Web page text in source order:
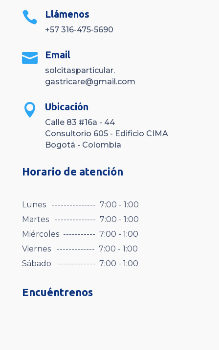
 Llámenos
+57 316-475-5690
 Email
solcitasparticular.
gastricare@gmail.com
 Ubicación
Calle 83 #16a - 44
Consultorio 605 - Edificio CIMA
Bogotá - Colombia
Horario de atención
Lunes --------------- 7:00 - 1:00
Martes -------------- 7:00 - 1:00
Miércoles ----------- 7:00 - 1:00
Viernes ------------- 7:00 - 1:00
Sábado ------------- 7:00 - 1:00
Encuéntrenos